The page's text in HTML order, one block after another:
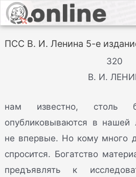
ПСС В. И. Ленина 5-е
320
В. И.
нам известно, столь
опубликовываются в нашей
не впервые. Но кому много
спросится. Богатство
предъявлять к